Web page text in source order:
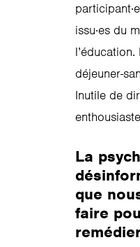
issu·es du
déjeuner-
Inutile de
La
que
faire